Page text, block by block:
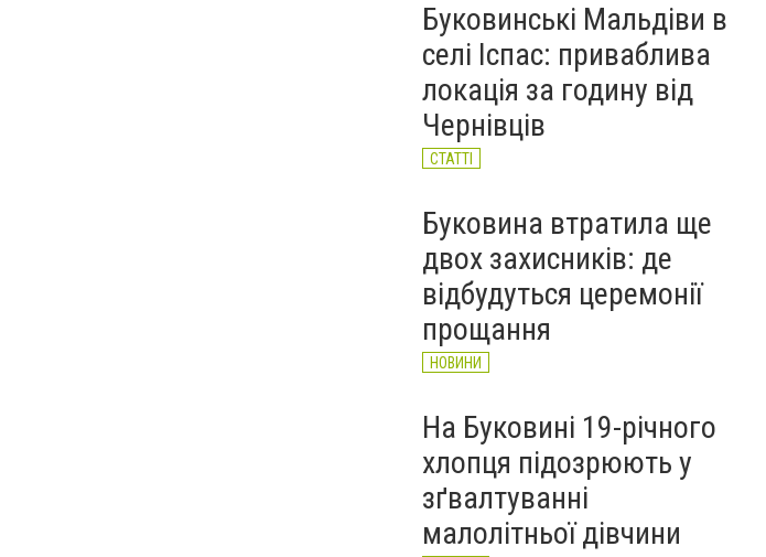
Чернівецька поліція
відреагувала на інцидент у
автобусі: водій вибачився
(ВІДЕО)
Вчора
Буковинські Мальдіви в
селі Іспас: приваблива
локація за годину від
Чернівців
СТАТТІ
Буковина втратила ще
двох захисників: де
відбудуться церемонії
прощання
НОВИНИ
На Буковині 19-річного
хлопця підозрюють у
зґвалтуванні
малолітньої дівчини